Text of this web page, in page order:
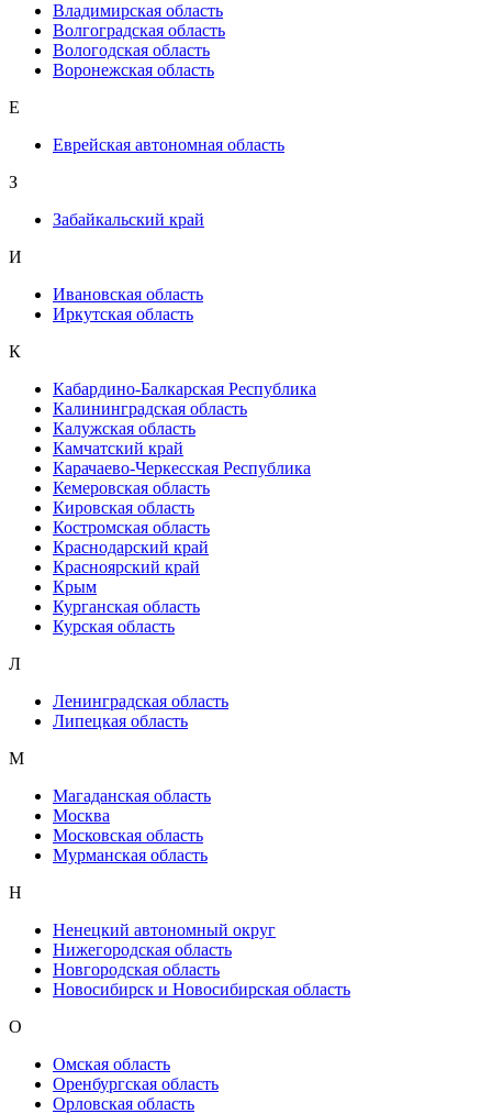
Владимирская область
Волгоградская область
Вологодская область
Воронежская область
Е
Еврейская автономная область
З
Забайкальский край
И
Ивановская область
Иркутская область
К
Кабардино-Балкарская Республика
Калининградская область
Калужская область
Камчатский край
Карачаево-Черкесская Республика
Кемеровская область
Кировская область
Костромская область
Краснодарский край
Красноярский край
Крым
Курганская область
Курская область
Л
Ленинградская область
Липецкая область
М
Магаданская область
Москва
Московская область
Мурманская область
Н
Ненецкий автономный округ
Нижегородская область
Новгородская область
Новосибирск и Новосибирская область
О
Омская область
Оренбургская область
Орловская область